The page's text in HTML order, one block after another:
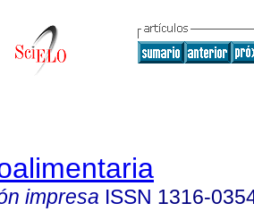
impresa ISSN 1316-